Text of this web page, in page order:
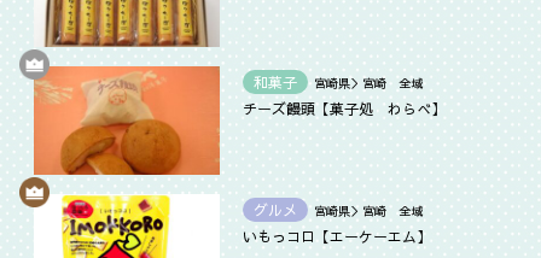
和菓子 宮崎県＞宮崎 全域
チーズ饅頭【菓子処 わらべ】
グルメ 宮崎県＞宮崎 全域
いもっコロ【エーケーエム】